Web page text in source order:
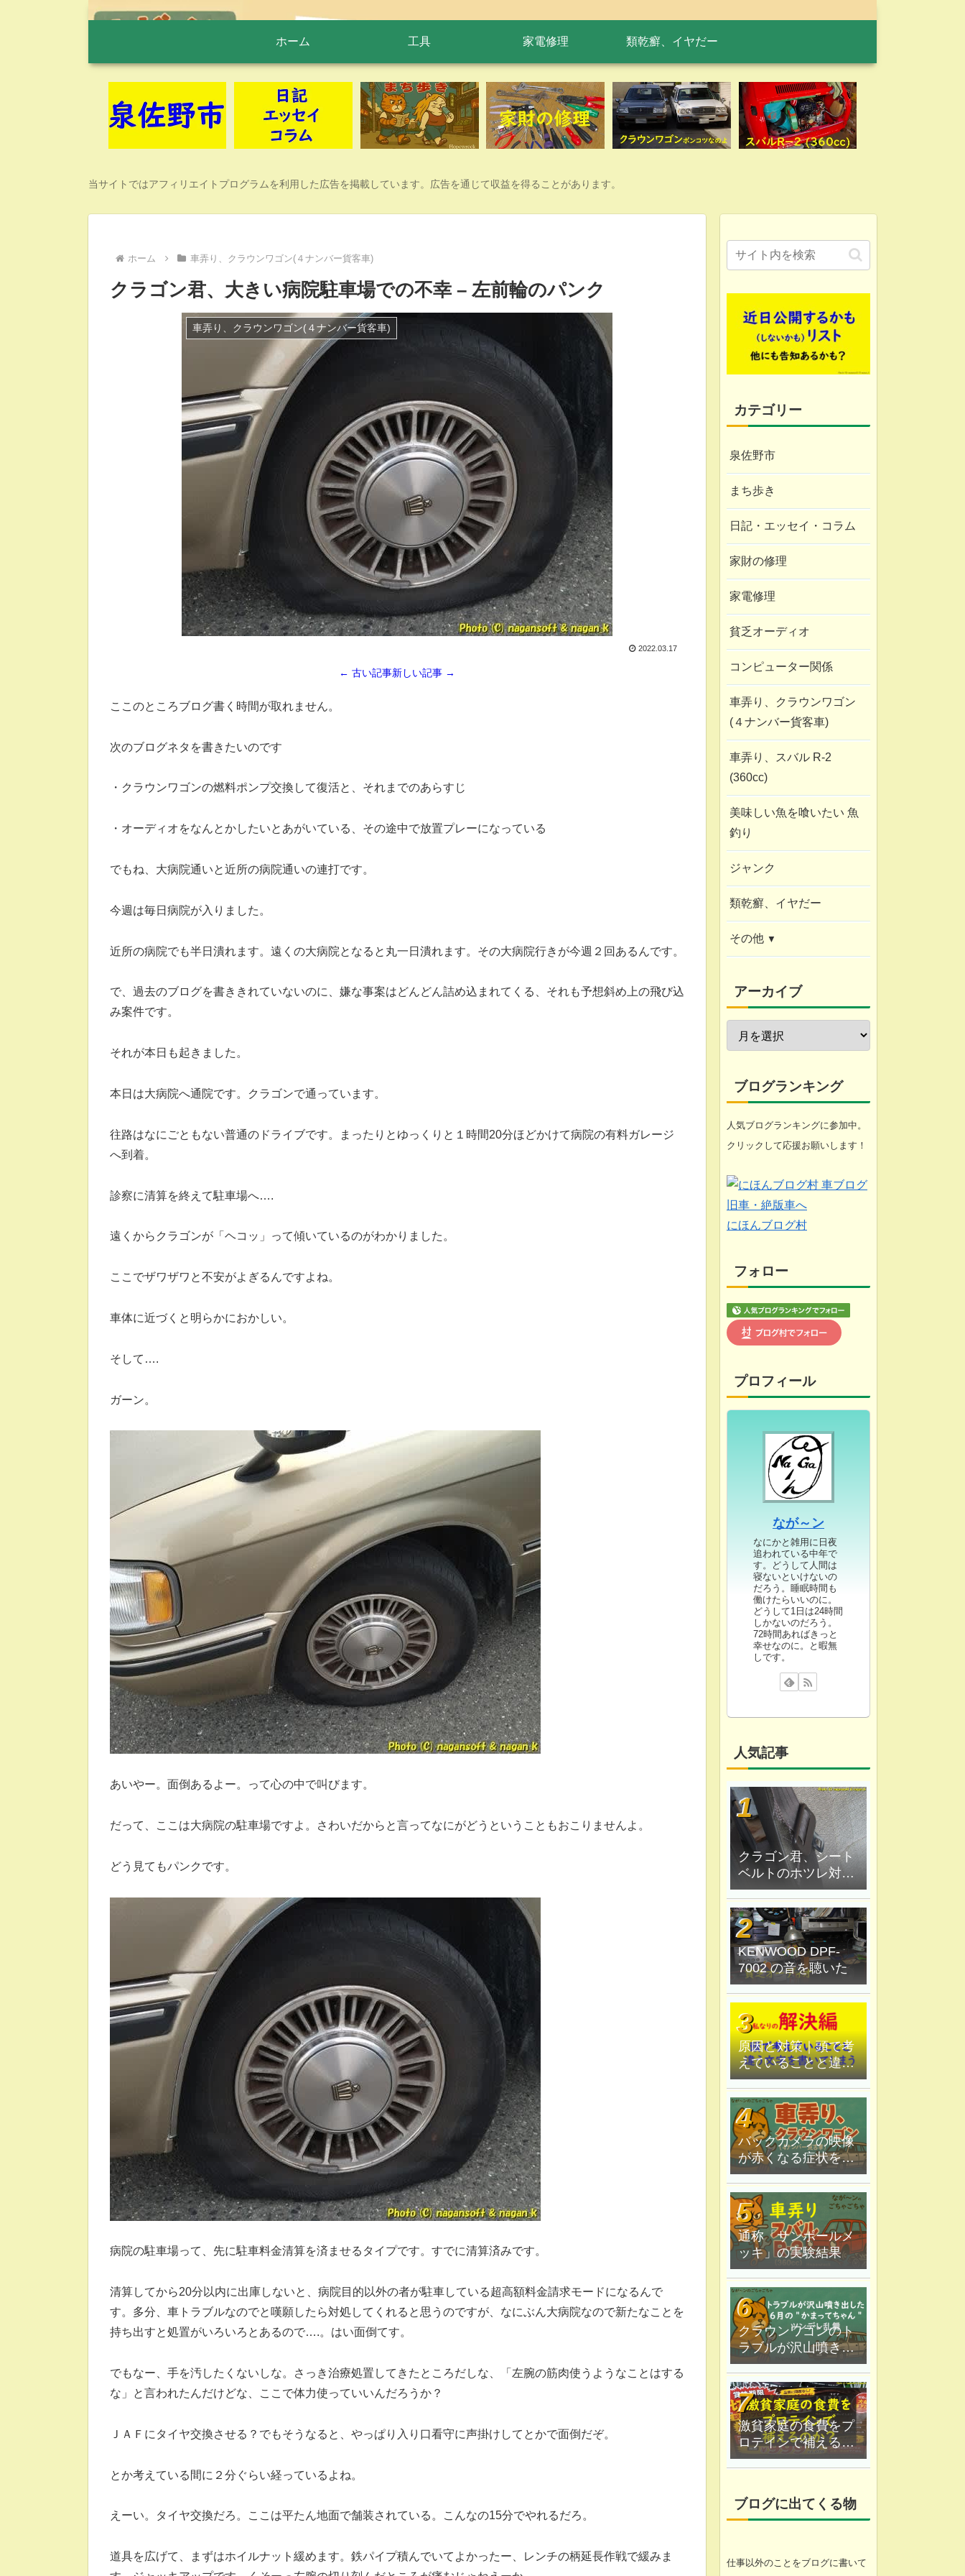
ホーム 工具 家電修理 類乾癬、イヤだー
当サイトではアフィリエイトプログラムを利用した広告を掲載しています。広告を通じて収益を得ることがあります。
ホーム 車弄り、クラウンワゴン(４ナンバー貨客車)
クラゴン君、大きい病院駐車場での不幸 – 左前輪のパンク
車弄り、クラウンワゴン(４ナンバー貨客車)
2022.03.17
← 古い記事新しい記事 →
ここのところブログ書く時間が取れません。
次のブログネタを書きたいのです
・クラウンワゴンの燃料ポンプ交換して復活と、それまでのあらすじ
・オーディオをなんとかしたいとあがいている、その途中で放置プレーになっている
でもね、大病院通いと近所の病院通いの連打です。
今週は毎日病院が入りました。
近所の病院でも半日潰れます。遠くの大病院となると丸一日潰れます。その大病院行きが今週２回あるんです。
で、過去のブログを書ききれていないのに、嫌な事案はどんどん詰め込まれてくる、それも予想斜め上の飛び込
み案件です。
それが本日も起きました。
本日は大病院へ通院です。クラゴンで通っています。
往路はなにごともない普通のドライブです。まったりとゆっくりと１時間20分ほどかけて病院の有料ガレージ
へ到着。
診察に清算を終えて駐車場へ….
遠くからクラゴンが「ヘコッ」って傾いているのがわかりました。
ここでザワザワと不安がよぎるんですよね。
車体に近づくと明らかにおかしい。
そして….
ガーン。
あいやー。面倒あるよー。って心の中で叫びます。
だって、ここは大病院の駐車場ですよ。さわいだからと言ってなにがどうということもおこりませんよ。
どう見てもパンクです。
病院の駐車場って、先に駐車料金清算を済ませるタイプです。すでに清算済みです。
清算してから20分以内に出庫しないと、病院目的以外の者が駐車している超高額料金請求モードになるんで
す。多分、車トラブルなのでと嘆願したら対処してくれると思うのですが、なにぶん大病院なので新たなことを
持ち出すと処置がいろいろとあるので….。はい面倒てす。
でもなー、手を汚したくないしな。さっき治療処置してきたところだしな、「左腕の筋肉使うようなことはする
な」と言われたんだけどな、ここで体力使っていいんだろうか？
ＪＡＦにタイヤ交換させる？でもそうなると、やっぱり入り口看守に声掛けしてとかで面倒だぞ。
とか考えている間に２分ぐらい経っているよね。
えーい。タイヤ交換だろ。ここは平たん地面で舗装されている。こんなの15分でやれるだろ。
道具を広げて、まずはホイルナット緩めます。鉄パイプ積んでいてよかったー、レンチの柄延長作戦で緩みま
カテゴリー
泉佐野市
まち歩き
日記・エッセイ・コラム
家財の修理
家電修理
貧乏オーディオ
コンピューター関係
車弄り、クラウンワゴン
(４ナンバー貨客車)
車弄り、スバル R-2
(360cc)
美味しい魚を喰いたい 魚
釣り
ジャンク
類乾癬、イヤだー
その他
近況報告
自転車修理
家庭菜園
ブログ
悩み
化石 (gooのスマホ)
アーカイブ
ブログランキング
人気ブログランキングに参加中。
クリックして応援お願いします！
にほんブログ村
フォロー
プロフィール
なが～ン
なにかと雑用に日夜
追われている中年で
す。どうして人間は
寝ないといけないの
だろう。睡眠時間も
働けたらいいのに。
どうして1日は24時間
しかないのだろう。
72時間あればきっと
幸せなのに。と暇無
しです。
人気記事
クラゴン君、シート
ベルトのホツレ対策
修理、ハンダ鏝で炙
ってみる
KENWOOD DPF-
7002 の音を聴いた
原因と対策｜頭で考
えていることと違う
文字を書いてしま
う。
バックカメラの映像
が赤くなる症状を原
因追究＆解決
通称「サンポールメ
ッキ」の実験結果
クラウンワゴンのト
ラブルが沢山噴き出
した｜６月の"かまっ
てちゃん"ツンデレ乱
舞
激貧家庭の食費をプ
ロテインで補えるの
か？なが〜ン家は実
ブログに出てくる物
仕事以外のことをブログに書いて